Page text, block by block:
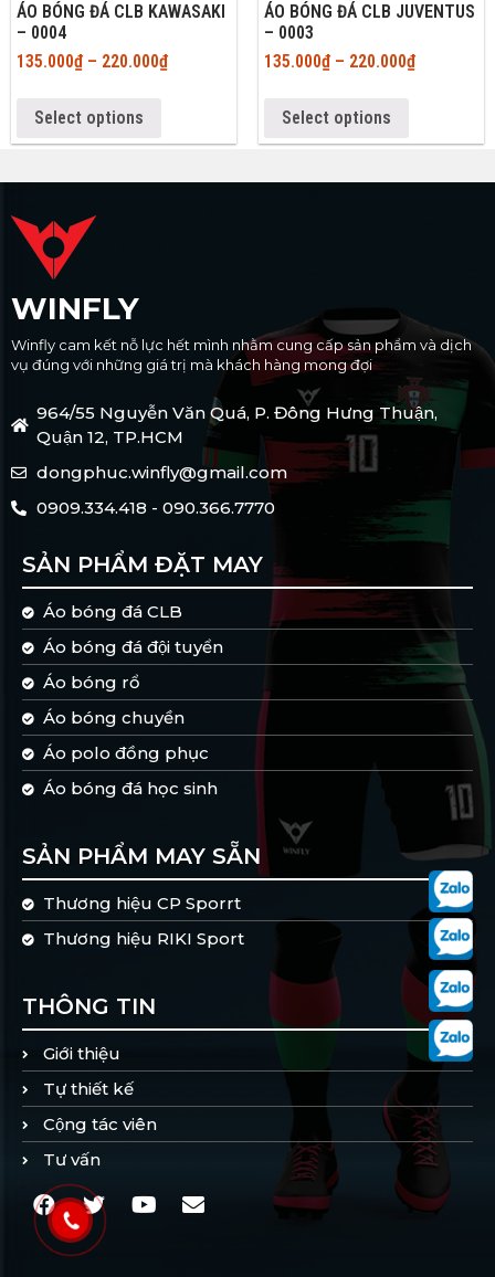
ÁO BÓNG ĐÁ CLB KAWASAKI
– 0004
135.000₫– 220.000₫
Select options
ÁO BÓNG ĐÁ CLB JUVENTUS
– 0003
135.000₫– 220.000₫
Select options
WINFLY
Winfly cam kết nỗ lực hết mình nhằm cung cấp sản phẩm và dịch
vụ đúng với những giá trị mà khách hàng mong đợi
964/55 Nguyễn Văn Quá, P. Đông Hưng Thuận,
Quận 12, TP.HCM
dongphuc.winfly@gmail.com
0909.334.418 - 090.366.7770
SẢN PHẨM ĐẶT MAY
Áo bóng đá CLB
Áo bóng đá đội tuyển
Áo bóng rổ
Áo bóng chuyền
Áo polo đồng phục
Áo bóng đá học sinh
SẢN PHẨM MAY SẴN
Thương hiệu CP Sporrt
Thương hiệu RIKI Sport
THÔNG TIN
Giới thiệu
Tự thiết kế
Cộng tác viên
Tư vấn